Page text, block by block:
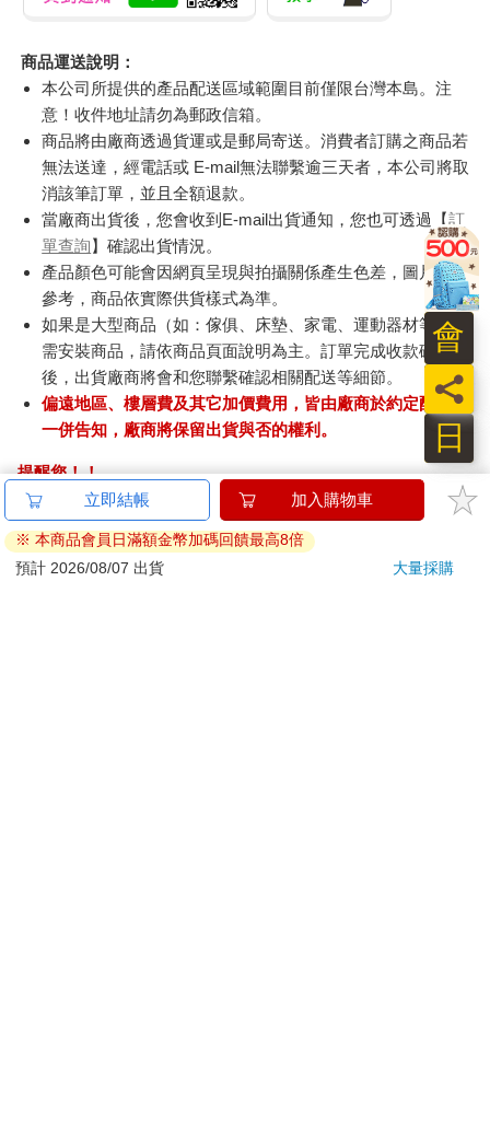
商品運送說明：
本公司所提供的產品配送區域範圍目前僅限台灣本島。注
意！收件地址請勿為郵政信箱。
商品將由廠商透過貨運或是郵局寄送。消費者訂購之商品若
無法送達，經電話或 E-mail無法聯繫逾三天者，本公司將取
消該筆訂單，並且全額退款。
當廠商出貨後，您會收到E-mail出貨通知，您也可透過【訂
單查詢】確認出貨情況。
產品顏色可能會因網頁呈現與拍攝關係產生色差，圖片僅供
參考，商品依實際供貨樣式為準。
如果是大型商品（如：傢俱、床墊、家電、運動器材等）及
需安裝商品，請依商品頁面說明為主。訂單完成收款確認
後，出貨廠商將會和您聯繫確認相關配送等細節。
偏遠地區、樓層費及其它加價費用，皆由廠商於約定配送時
一併告知，廠商將保留出貨與否的權利。
提醒您！！
金石堂及銀行均不會請您操作ATM! 如接獲電話要求您前往
ATM提款機，請不要聽從指示，以免受騙上當！
退換貨須知：
日
員
會